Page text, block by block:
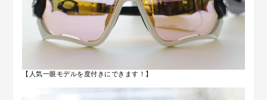
【人気一眼モデルを度付きにできます！】